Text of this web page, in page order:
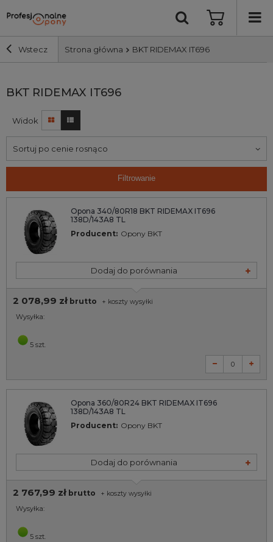
Wstecz Strona główna BKT RIDEMAX IT696
Szerokość i profil
Średnica
Producent
Nośność
BKT RIDEMAX IT696
Widok
Sortuj po cenie rosnąco
Filtrowanie
Opona 340/80R18 BKT RIDEMAX IT696
138D/143A8 TL
Producent: Opony BKT
Dodaj do porównania
2 078,99 zł brutto + koszty wysyłki
Wysyłka:
5 szt.
Opona 360/80R24 BKT RIDEMAX IT696
138D/143A8 TL
Producent: Opony BKT
Dodaj do porównania
2 767,99 zł brutto + koszty wysyłki
Wysyłka:
5 szt.